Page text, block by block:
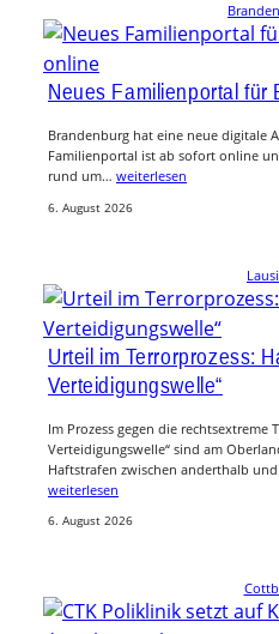
Neues Familienportal für
Brandenburg hat eine neue digitale
Familienportal ist ab sofort online
rund um… weiterlesen
6. August 2026
Urteil im Terrorprozess:
Verteidigungswelle“
Im Prozess gegen die rechtsextreme
Verteidigungswelle“ sind am
Haftstrafen zwischen anderthalb
weiterlesen
6. August 2026